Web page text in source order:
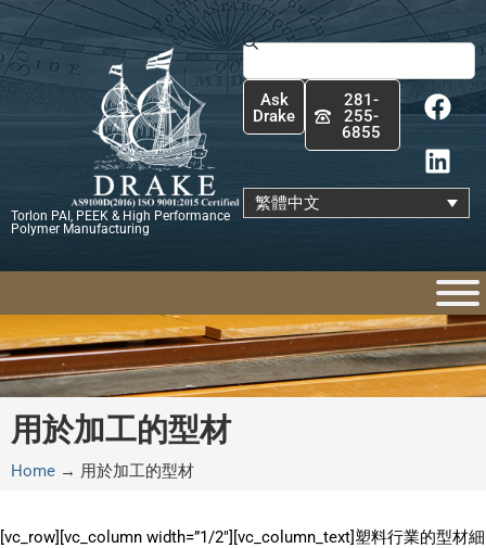
跳
至
主
Torlon PAI, PEEK & High Performance
Polymer Manufacturing
搜
尋
Ask
Drake
281-
255-
6855
F
a
c
e
b
o
k
L
i
n
k
e
d
n
繁體中文
用於加工的型材
Home → 用於加工的型材
[vc_row][vc_column width=”1/2″][vc_column_text]塑料行業的型材細